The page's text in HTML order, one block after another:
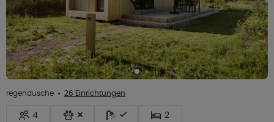
regendusche 26 Einrichtungen
4 2